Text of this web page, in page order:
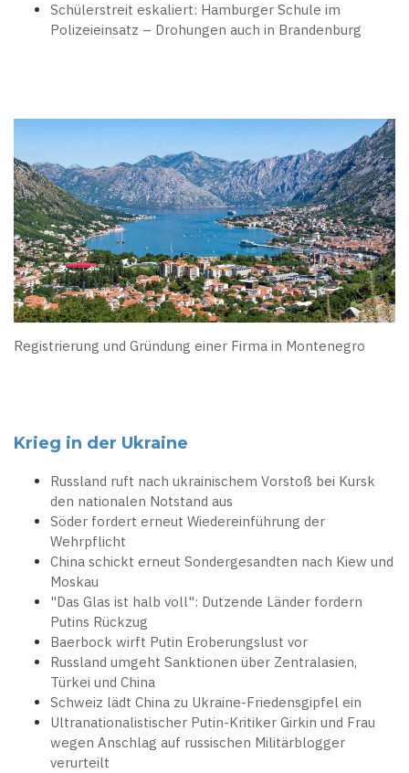
Schülerstreit eskaliert: Hamburger Schule im
Polizeieinsatz – Drohungen auch in Brandenburg
Registrierung und Gründung einer Firma in Montenegro
Krieg in der Ukraine
Russland ruft nach ukrainischem Vorstoß bei Kursk
den nationalen Notstand aus
Söder fordert erneut Wiedereinführung der
Wehrpflicht
China schickt erneut Sondergesandten nach Kiew und
Moskau
"Das Glas ist halb voll": Dutzende Länder fordern
Putins Rückzug
Baerbock wirft Putin Eroberungslust vor
Russland umgeht Sanktionen über Zentralasien,
Türkei und China
Schweiz lädt China zu Ukraine-Friedensgipfel ein
Ultranationalistischer Putin-Kritiker Girkin und Frau
wegen Anschlag auf russischen Militärblogger
verurteilt